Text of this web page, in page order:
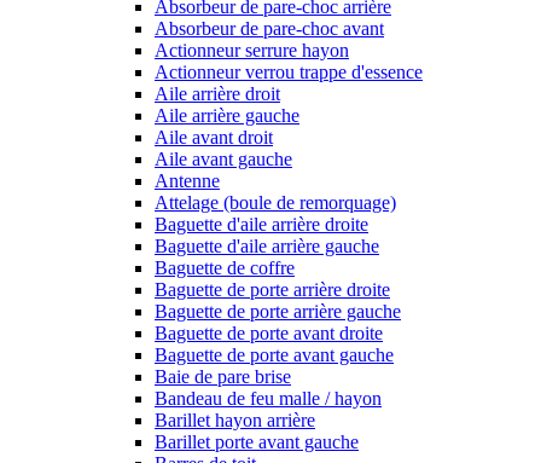
Absorbeur de pare-choc arrière
Absorbeur de pare-choc avant
Actionneur serrure hayon
Actionneur verrou trappe d'essence
Aile arrière droit
Aile arrière gauche
Aile avant droit
Aile avant gauche
Antenne
Attelage (boule de remorquage)
Baguette d'aile arrière droite
Baguette d'aile arrière gauche
Baguette de coffre
Baguette de porte arrière droite
Baguette de porte arrière gauche
Baguette de porte avant droite
Baguette de porte avant gauche
Baie de pare brise
Bandeau de feu malle / hayon
Barillet hayon arrière
Barillet porte avant gauche